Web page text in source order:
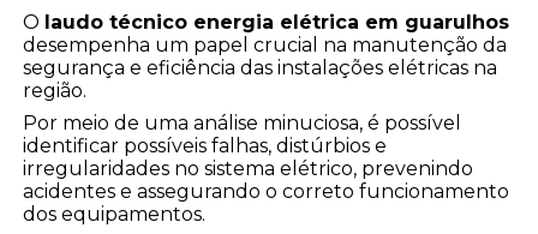
O laudo técnico energia elétrica em guarulhos
desempenha um papel crucial na manutenção da
segurança e eficiência das instalações elétricas na
região.
Por meio de uma análise minuciosa, é possível
identificar possíveis falhas, distúrbios e
irregularidades no sistema elétrico, prevenindo
acidentes e assegurando o correto funcionamento
dos equipamentos.